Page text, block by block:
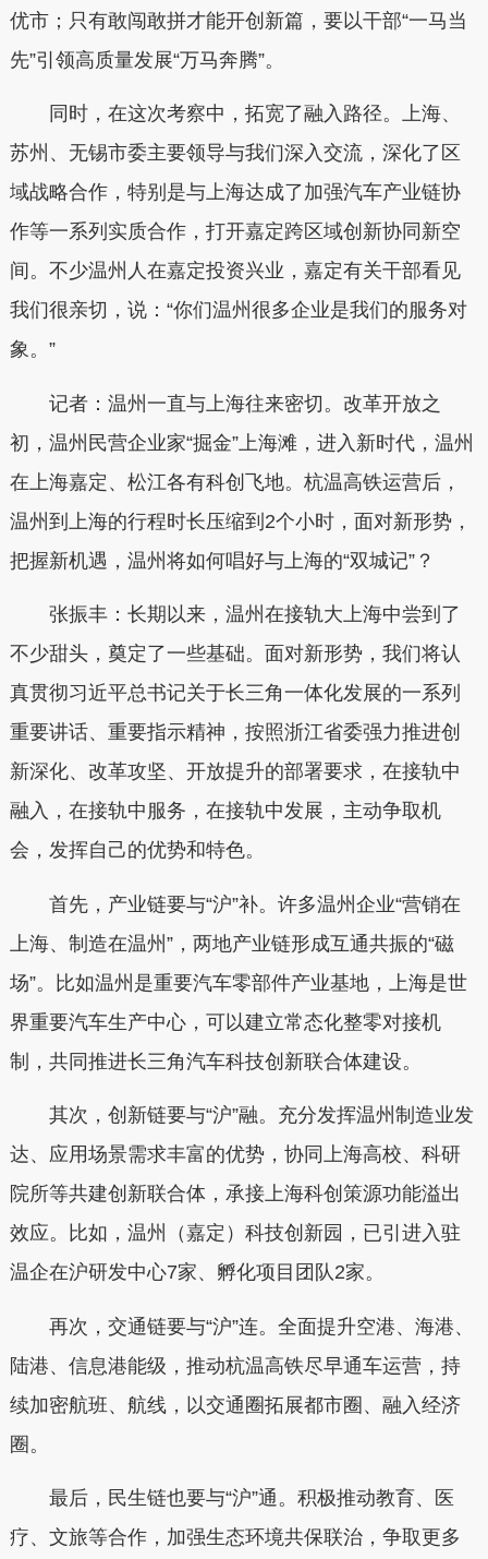
优市；只有敢闯敢拼才能开创新篇，要以干部“一马当
先”引领高质量发展“万马奔腾”。
同时，在这次考察中，拓宽了融入路径。上海、
苏州、无锡市委主要领导与我们深入交流，深化了区
域战略合作，特别是与上海达成了加强汽车产业链协
作等一系列实质合作，打开嘉定跨区域创新协同新空
间。不少温州人在嘉定投资兴业，嘉定有关干部看见
我们很亲切，说：“你们温州很多企业是我们的服务对
象。”
记者：温州一直与上海往来密切。改革开放之
初，温州民营企业家“掘金”上海滩，进入新时代，温州
在上海嘉定、松江各有科创飞地。杭温高铁运营后，
温州到上海的行程时长压缩到2个小时，面对新形势，
把握新机遇，温州将如何唱好与上海的“双城记”？
张振丰：长期以来，温州在接轨大上海中尝到了
不少甜头，奠定了一些基础。面对新形势，我们将认
真贯彻习近平总书记关于长三角一体化发展的一系列
重要讲话、重要指示精神，按照浙江省委强力推进创
新深化、改革攻坚、开放提升的部署要求，在接轨中
融入，在接轨中服务，在接轨中发展，主动争取机
会，发挥自己的优势和特色。
首先，产业链要与“沪”补。许多温州企业“营销在
上海、制造在温州”，两地产业链形成互通共振的“磁
场”。比如温州是重要汽车零部件产业基地，上海是世
界重要汽车生产中心，可以建立常态化整零对接机
制，共同推进长三角汽车科技创新联合体建设。
其次，创新链要与“沪”融。充分发挥温州制造业发
达、应用场景需求丰富的优势，协同上海高校、科研
院所等共建创新联合体，承接上海科创策源功能溢出
效应。比如，温州（嘉定）科技创新园，已引进入驻
温企在沪研发中心7家、孵化项目团队2家。
再次，交通链要与“沪”连。全面提升空港、海港、
陆港、信息港能级，推动杭温高铁尽早通车运营，持
续加密航班、航线，以交通圈拓展都市圈、融入经济
圈。
最后，民生链也要与“沪”通。积极推动教育、医
疗、文旅等合作，加强生态环境共保联治，争取更多